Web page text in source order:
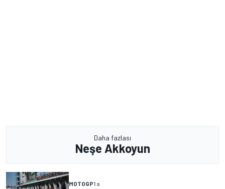
Daha fazlası
Neşe Akkoyun
MOTOGP1 s